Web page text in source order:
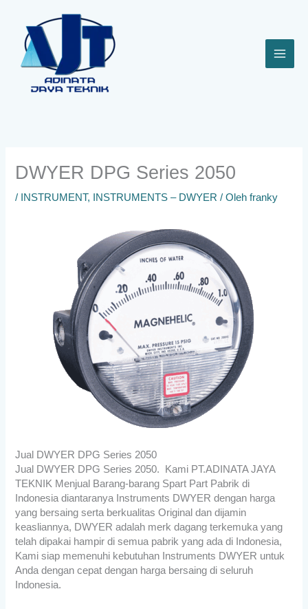
konten
DWYER DPG Series 2050
/ INSTRUMENT, INSTRUMENTS – DWYER / Olehfranky
Jual DWYER DPG Series 2050
Jual DWYER DPG Series 2050. Kami PT.ADINATA JAYA
TEKNIK Menjual Barang-barang Spart Part Pabrik di
Indonesia diantaranya Instruments DWYER dengan harga
yang bersaing serta berkualitas Original dan dijamin
keasliannya, DWYER adalah merk dagang terkemuka yang
telah dipakai hampir di semua pabrik yang ada di Indonesia,
Kami siap memenuhi kebutuhan Instruments DWYER untuk
Anda dengan cepat dengan harga bersaing di seluruh
Indonesia.